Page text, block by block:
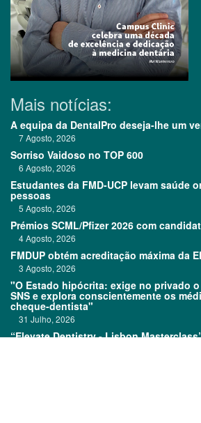
Mais notícias:
A equipa da DentalPro deseja-lhe um
7 Agosto, 2026
Sorriso Vaidoso no TOP 600
6 Agosto, 2026
Estudantes da FMD-UCP levam saúde
pessoas
5 Agosto, 2026
Prémios SCML/Pfizer 2026 com
4 Agosto, 2026
FMDUP obtém acreditação máxima da
3 Agosto, 2026
"O Estado hipócrita: exige no privado
SNS e explora conscientemente os
cheque-dentista"
31 Julho, 2026
“Elevate Dentistry - Lisbon